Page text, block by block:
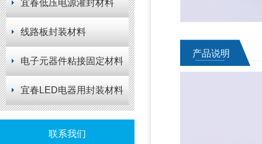
宜春低压电源灌封材料
线路板封装材料
电子元器件粘接固定材料
宜春LED电器用封装材料
联系我们
产品说明